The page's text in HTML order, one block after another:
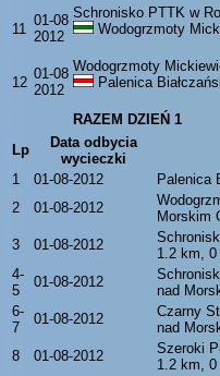
11
01-08
2012
Schronisko PTTK w
Wodogrzmoty
12
01-08
2012
Wodogrzmoty
Palenica
RAZEM DZIEŃ 1
Lp
Data odbycia
wycieczki
1
01-08-2012 Palenica
2
01-08-2012
Morskim
3 01-08-2012
1.2 km, 0
4-
5
01-08-2012
nad
6-
7
01-08-2012
Czarny
nad
8 01-08-2012
Szeroki
1.2 km, 0